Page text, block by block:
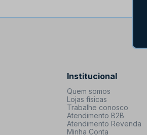
Institucional
Quem somos
Lojas físicas
Trabalhe conosco
Atendimento B2B
Atendimento Revenda
Minha Conta